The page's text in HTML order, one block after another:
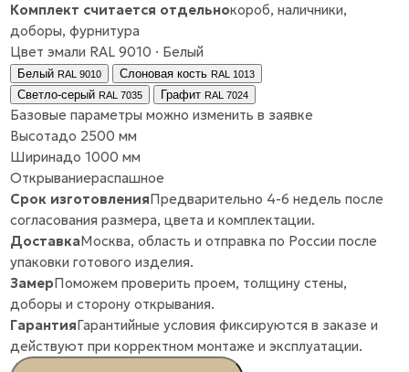
Комплект считается отдельнокороб, наличники,
доборы, фурнитура
Цвет эмали RAL 9010 · Белый
Белый RAL 9010 Слоновая кость RAL 1013
Светло-серый RAL 7035 Графит RAL 7024
Базовые параметрыможно изменить в заявке
Высотадо 2500 мм
Ширинадо 1000 мм
Открываниераспашное
Срок изготовленияПредварительно 4-6 недель после
согласования размера, цвета и комплектации.
ДоставкаМосква, область и отправка по России после
упаковки готового изделия.
ЗамерПоможем проверить проем, толщину стены,
доборы и сторону открывания.
ГарантияГарантийные условия фиксируются в заказе и
действуют при корректном монтаже и эксплуатации.